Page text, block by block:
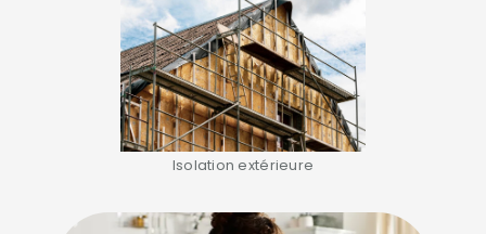
Isolation extérieure